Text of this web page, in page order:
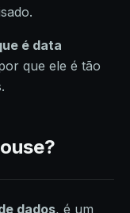
é data
que ele é tão
dados, é um